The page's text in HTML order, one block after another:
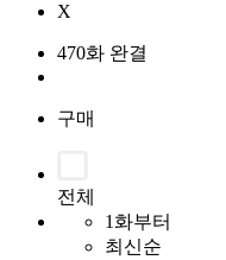
X
470화 완결
구매
전체
1화부터
최신순